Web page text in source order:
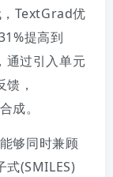
TextGrad优
提高到
通过引入单元
，
成。
够同时兼顾
式(SMILES)